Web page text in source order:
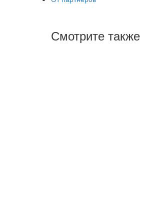
Смотрите также